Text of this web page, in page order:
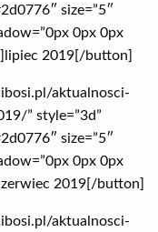
size=”5″
0px 0px
2019[/button]
aktualnosci-
” style=”3d”
size=”5″
0px 0px
2019[/button]
aktualnosci-